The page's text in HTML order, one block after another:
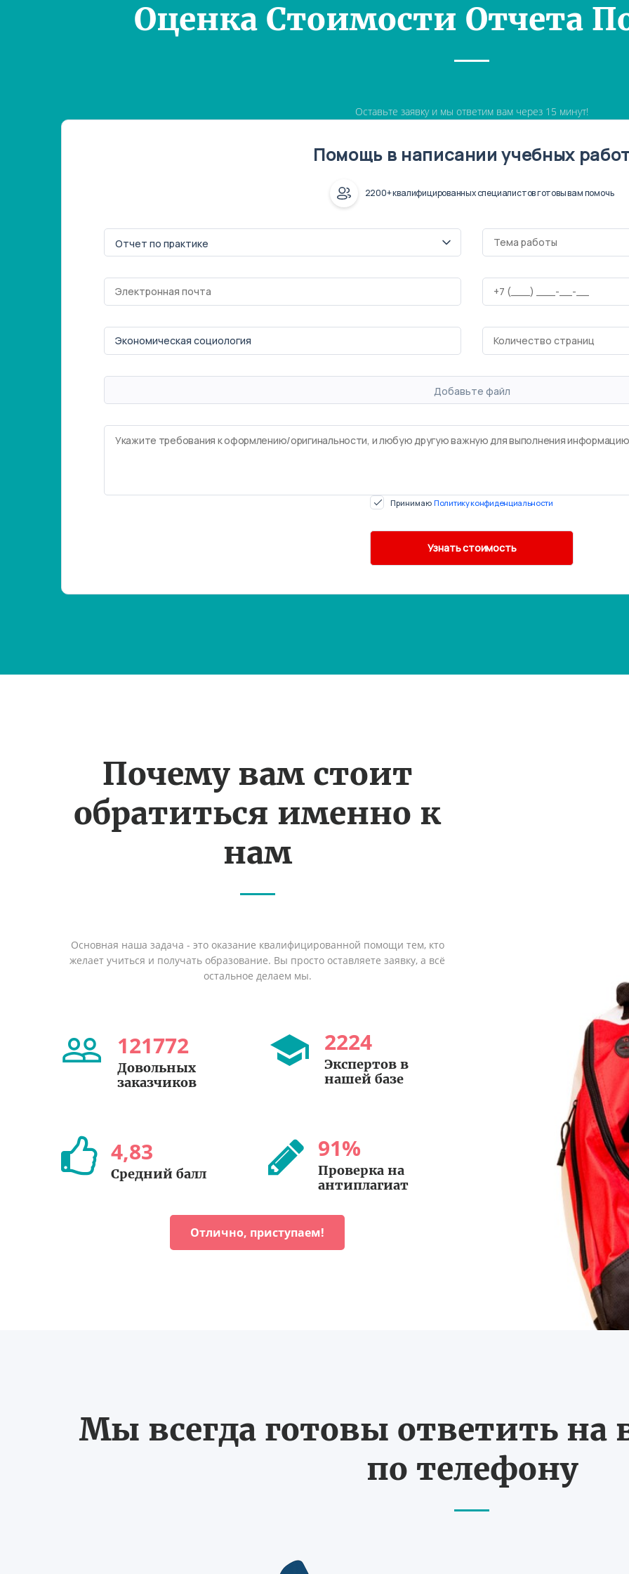
Оценка Стоимости Отчета
Оставьте заявку и мы ответим вам через 15 минут!
Помощь в написании учебных
2200+ квалифицированных специалистов готовы вам помочь
Добавьте файл
Принимаю Политику конфиденциальности
Почему вам стоит
обратиться именно к
нам
Основная наша задача - это оказание квалифицированной помощи тем, кто
желает учиться и получать образование. Вы просто оставляете заявку, а всё
остальное делаем мы.
121772
Довольных
заказчиков
2224
Экспертов в
нашей базе
4,83
Средний балл
91%
Проверка на
антиплагиат
Отлично, приступаем!
Мы всегда готовы ответить
по телефону